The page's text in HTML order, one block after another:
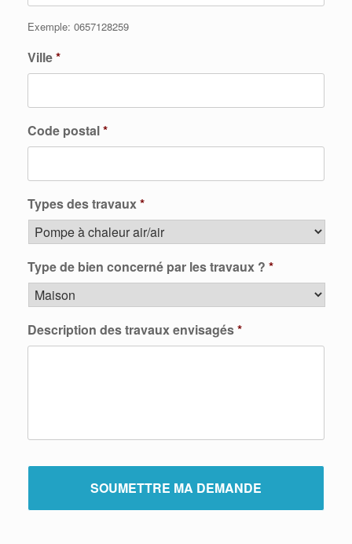
Exemple: 0657128259
Ville*
Code postal*
Types des travaux*
Type de bien concerné par les travaux ? *
Description des travaux envisagés*